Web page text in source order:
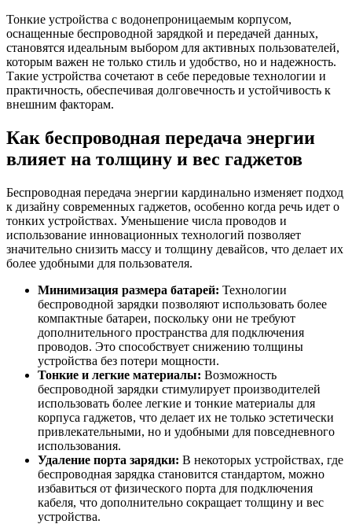
Тонкие устройства с водонепроницаемым корпусом,
оснащенные беспроводной зарядкой и передачей данных,
становятся идеальным выбором для активных пользователей,
которым важен не только стиль и удобство, но и надежность.
Такие устройства сочетают в себе передовые технологии и
практичность, обеспечивая долговечность и устойчивость к
внешним факторам.
Как беспроводная передача энергии
влияет на толщину и вес гаджетов
Беспроводная передача энергии кардинально изменяет подход
к дизайну современных гаджетов, особенно когда речь идет о
тонких устройствах. Уменьшение числа проводов и
использование инновационных технологий позволяет
значительно снизить массу и толщину девайсов, что делает их
более удобными для пользователя.
Минимизация размера батарей: Технологии
беспроводной зарядки позволяют использовать более
компактные батареи, поскольку они не требуют
дополнительного пространства для подключения
проводов. Это способствует снижению толщины
устройства без потери мощности.
Тонкие и легкие материалы: Возможность
беспроводной зарядки стимулирует производителей
использовать более легкие и тонкие материалы для
корпуса гаджетов, что делает их не только эстетически
привлекательными, но и удобными для повседневного
использования.
Удаление порта зарядки: В некоторых устройствах, где
беспроводная зарядка становится стандартом, можно
избавиться от физического порта для подключения
кабеля, что дополнительно сокращает толщину и вес
устройства.